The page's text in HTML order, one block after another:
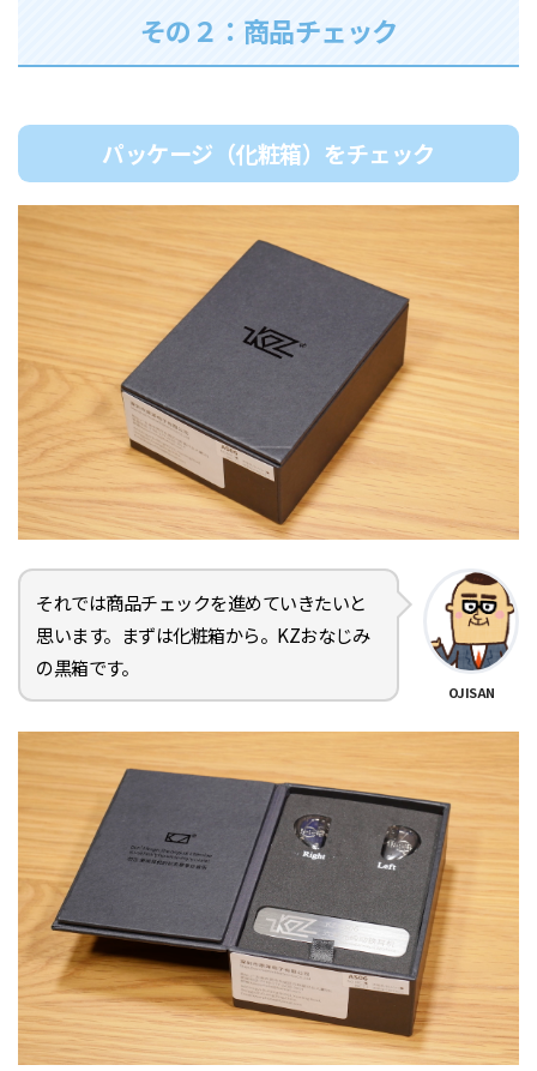
その２：商品チェック
パッケージ（化粧箱）をチェック
それでは商品チェックを進めていきたいと
思います。まずは化粧箱から。KZおなじみ
の黒箱です。
OJISAN